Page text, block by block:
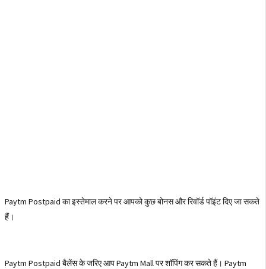
Paytm Postpaid का इस्तेमाल करने पर आपको कुछ बोनस और रिवॉर्ड पॉइंट दिए जा सकते
हैं।
Paytm Postpaid बैलेंस के जरिए आप Paytm Mall पर शॉपिंग कर सकते हैं। Paytm